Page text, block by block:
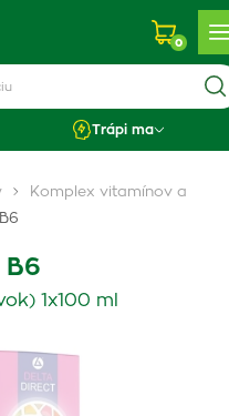
0
Trápi ma
Komplex vitamínov a
B6
1x100 ml